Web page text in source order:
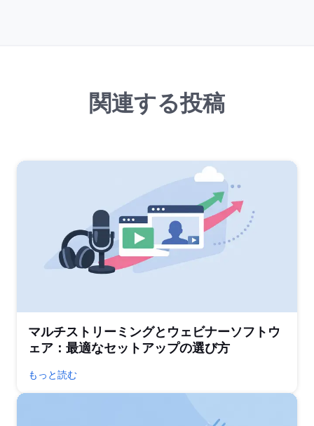
関連する投稿
マルチストリーミングとウェビナーソフトウ
ェア：最適なセットアップの選び方
もっと読む